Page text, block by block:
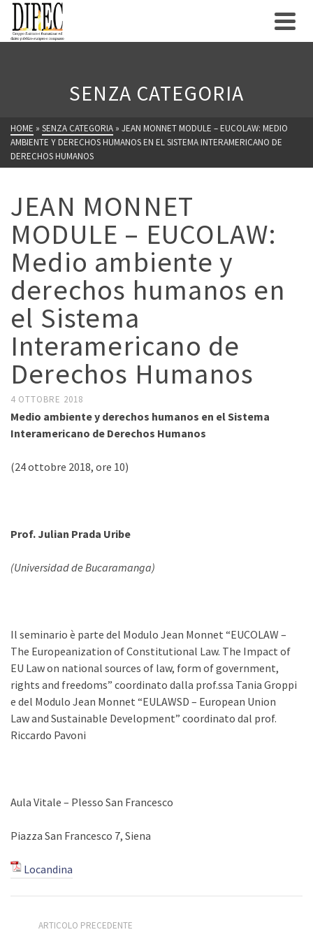
SENZA CATEGORIA
HOME » SENZA CATEGORIA » JEAN MONNET MODULE – EUCOLAW: MEDIO
AMBIENTE Y DERECHOS HUMANOS EN EL SISTEMA INTERAMERICANO DE
DERECHOS HUMANOS
JEAN MONNET
MODULE – EUCOLAW:
Medio ambiente y
derechos humanos en
el Sistema
Interamericano de
Derechos Humanos
4 OTTOBRE 2018
Medio ambiente y derechos humanos en el Sistema
Interamericano de Derechos Humanos
(24 ottobre 2018, ore 10)
Prof. Julian Prada Uribe
(Universidad de Bucaramanga)
Il seminario è parte del Modulo Jean Monnet “EUCOLAW –
The Europeanization of Constitutional Law. The Impact of
EU Law on national sources of law, form of government,
rights and freedoms” coordinato dalla prof.ssa Tania Groppi
e del Modulo Jean Monnet “EULAWSD – European Union
Law and Sustainable Development” coordinato dal prof.
Riccardo Pavoni
Aula Vitale – Plesso San Francesco
Piazza San Francesco 7, Siena
Locandina
ARTICOLO PRECEDENTE